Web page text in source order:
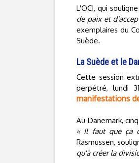
L'OCI, qui souligne
de paix et
exemplaires du
Suède.
La Suède et le
Cette session
perpétré, lundi
manifestations
Au Danemark,
« Il faut que ça
Rasmussen,
qu'à créer la